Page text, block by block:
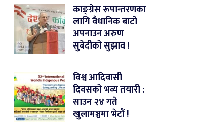
काङ्ग्रेस रूपान्तरणका
लागि वैधानिक बाटो
अपनाउन अरुण
सुबेदीको सुझाव !
विश्व आदिवासी
दिवसको भव्य तयारी :
साउन २४ गते
खुलामञ्चमा भेटौं !